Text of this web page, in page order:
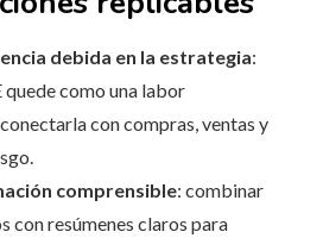
debida en la estrategia:
quede como una labor
con compras, ventas y
comprensible: combinar
con resúmenes claros para